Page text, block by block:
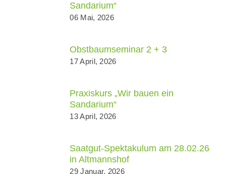
Sandarium“
06 Mai, 2026
Obstbaumseminar 2 + 3
17 April, 2026
Praxiskurs „Wir bauen ein
Sandarium“
13 April, 2026
Saatgut-Spektakulum am 28.02.26
in Altmannshof
29 Januar, 2026